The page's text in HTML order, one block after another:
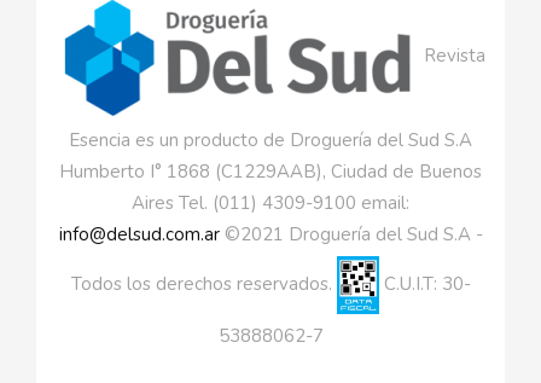
Revista
Esencia es un producto de Droguería del Sud S.A
Humberto I° 1868 (C1229AAB), Ciudad de Buenos
Aires Tel. (011) 4309-9100 email:
info@delsud.com.ar©2021 Droguería del Sud S.A -
Todos los derechos reservados. C.U.I.T: 30-
53888062-7